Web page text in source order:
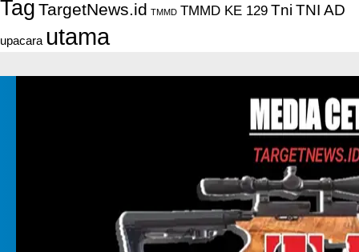
Tag TargetNews.id TMMD TMMD KE 129 Tni TNI AD
upacara utama